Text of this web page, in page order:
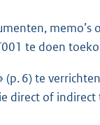
te doen
(p. 6) te
direct of